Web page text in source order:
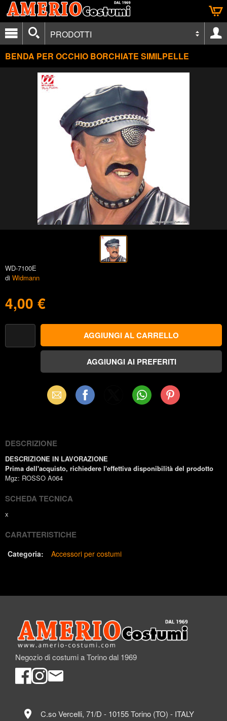
PRODOTTI
BENDA PER OCCHIO BORCHIATE SIMILPELLE
WD-7100E
di Widmann
4,00 €
Email Facebook WhatsAppPinterest
DESCRIZIONE
DESCRIZIONE IN LAVORAZIONE
Prima dell'acquisto, richiedere l'effettiva disponibilità del prodotto
Mgz: ROSSO A064
SCHEDA TECNICA
x
CARATTERISTICHE
Categoria: Accessori per costumi
Negozio di costumi a Torino dal 1969
location_on C.so Vercelli, 71/D - 10155 Torino (TO) - ITALY